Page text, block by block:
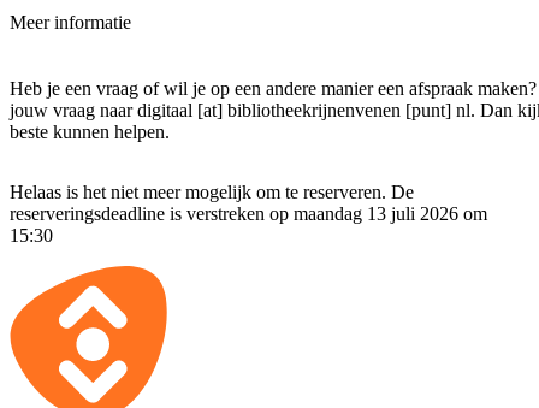
Meer informatie
Heb je een vraag of wil je op een andere manier een afspraak
jouw vraag naardigitaal [at] bibliotheekrijnenvenen [punt] nl. Dan
beste kunnen helpen.
Helaas is het niet meer mogelijk om te reserveren. De
reserveringsdeadline is verstreken op maandag 13 juli 2026 om
15:30